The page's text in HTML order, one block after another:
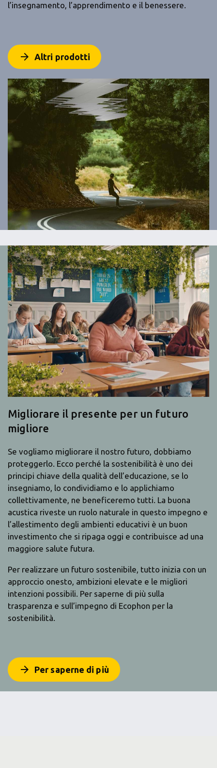
l’insegnamento, l’apprendimento e il benessere.
arrow_forward Altri prodotti
Migliorare il presente per un futuro
migliore
Se vogliamo migliorare il nostro futuro, dobbiamo
proteggerlo. Ecco perché la sostenibilità è uno dei
principi chiave della qualità dell’educazione, se lo
insegniamo, lo condividiamo e lo applichiamo
collettivamente, ne beneficeremo tutti. La buona
acustica riveste un ruolo naturale in questo impegno e
l’allestimento degli ambienti educativi è un buon
investimento che si ripaga oggi e contribuisce ad una
maggiore salute futura.
Per realizzare un futuro sostenibile, tutto inizia con un
approccio onesto, ambizioni elevate e le migliori
intenzioni possibili. Per saperne di più sulla
trasparenza e sull’impegno di Ecophon per la
sostenibilità.
arrow_forward Per saperne di più